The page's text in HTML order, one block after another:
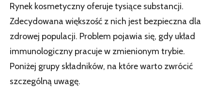
Rynek kosmetyczny oferuje tysiące substancji.
Zdecydowana większość z nich jest bezpieczna dla
zdrowej populacji. Problem pojawia się, gdy układ
immunologiczny pracuje w zmienionym trybie.
Poniżej grupy składników, na które warto zwrócić
szczególną uwagę.